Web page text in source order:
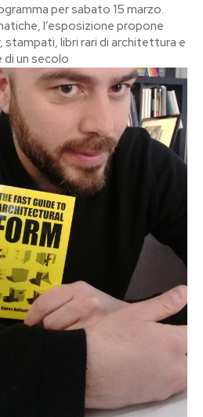
per sabato 15 marzo.
l’esposizione propone
libri rari di architettura e
di un secolo